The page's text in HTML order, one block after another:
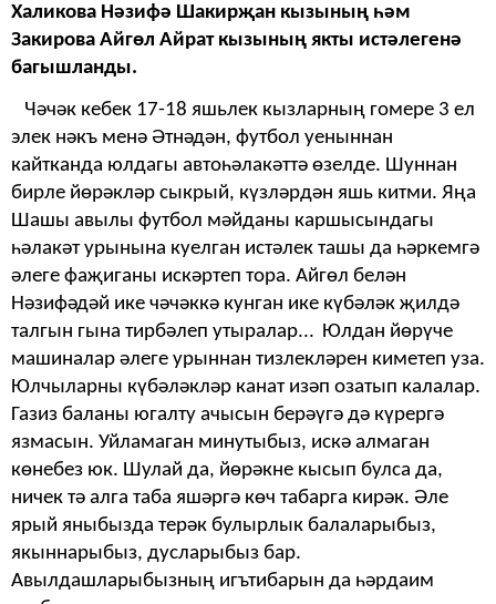
Халикова Нәзифә Шакирҗан кызының һәм
Закирова Айгөл Айрат кызының якты истәлегенә
багышланды.
Чәчәк кебек 17-18 яшьлек кызларның гомере 3 ел
элек нәкъ менә Әтнәдән, футбол уеныннан
кайтканда юлдагы автоһәлакәттә өзелде. Шуннан
бирле йөрәкләр сыкрый, күзләрдән яшь китми. Яңа
Шашы авылы футбол мәйданы каршысындагы
һәлакәт урынына куелган истәлек ташы да һәркемгә
әлеге фаҗиганы искәртеп тора. Айгөл белән
Нәзифәдәй ике чәчәккә кунган ике күбәләк җилдә
талгын гына тирбәлеп утыралар... Юлдан йөрүче
машиналар әлеге урыннан тизлекләрен киметеп уза.
Юлчыларны күбәләкләр канат изәп озатып калалар.
Газиз баланы югалту ачысын берәүгә дә күрергә
язмасын. Уйламаган минутыбыз, искә алмаган
көнебез юк. Шулай да, йөрәкне кысып булса да,
ничек тә алга таба яшәргә көч табарга кирәк. Әле
ярый яныбызда терәк булырлык балаларыбыз,
якыннарыбыз, дусларыбыз бар.
Авылдашларыбызның игътибарын да һәрдаим